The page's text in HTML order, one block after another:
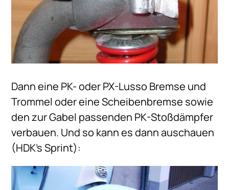
Dann eine PK- oder PX-Lusso Bremse und
Trommel oder eine Scheibenbremse sowie
den zur Gabel passenden PK-Stoßdämpfer
verbauen. Und so kann es dann auschauen
(HDK’s Sprint):